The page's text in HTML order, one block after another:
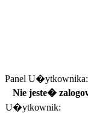
Panel U�ytkownika:
Nie jeste�
U�ytkownik: